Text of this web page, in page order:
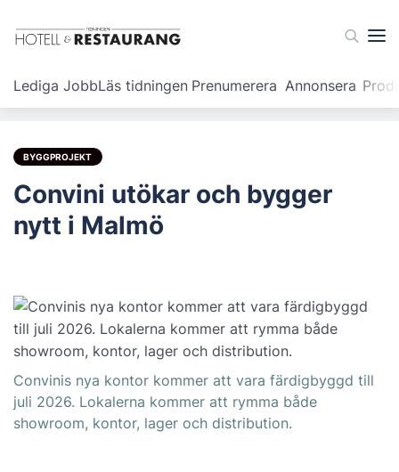
Lediga JobbLäs tidningen Prenumerera Annonsera
BYGGPROJEKT
Convini utökar och bygger
nytt i Malmö
Convinis nya kontor kommer att vara färdigbyggd till
juli 2026. Lokalerna kommer att rymma både
showroom, kontor, lager och distribution.